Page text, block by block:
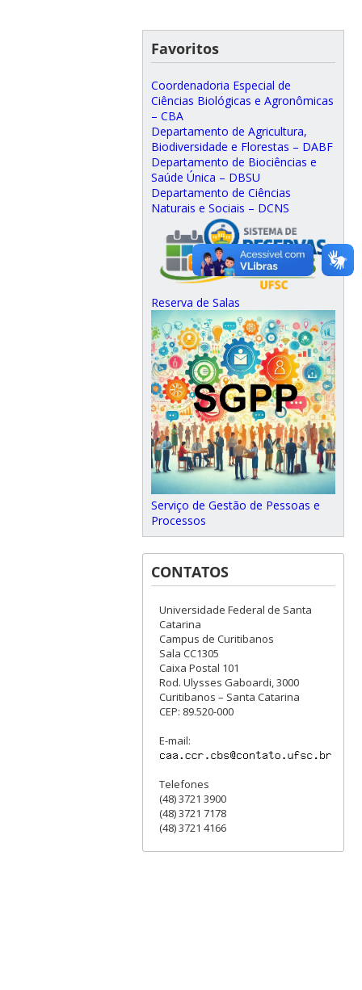
Favoritos
Coordenadoria Especial de
Ciências Biológicas e Agronômicas
– CBA
Departamento de Agricultura,
Biodiversidade e Florestas – DABF
Departamento de Biociências e
Saúde Única – DBSU
Departamento de Ciências
Naturais e Sociais – DCNS
Reserva de Salas
Serviço de Gestão de Pessoas e
Processos
CONTATOS
Universidade Federal de Santa
Catarina
Campus de Curitibanos
Sala CC1305
Caixa Postal 101
Rod. Ulysses Gaboardi, 3000
Curitibanos – Santa Catarina
CEP: 89.520-000
E-mail:
Telefones
(48) 3721 3900
(48) 3721 7178
(48) 3721 4166